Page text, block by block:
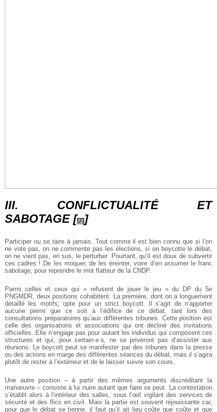
III. CONFLICTUALITÉ ET
SABOTAGE[72 ]
Participer ou se taire à jamais. Tout comme il est bien connu que si l’on
ne vote pas, on ne commente pas les élections, si on boycotte le débat,
on ne vient pas, en sus, le perturber. Pourtant, qu’il est doux de subvertir
ces cadres ! De les moquer, de les éreinter, voire d’en assumer le franc
sabotage, pour reprendre le mot flatteur de la CNDP.
Parmi celles et ceux qui « refusent de jouer le jeu » du DP du 5e
PNGMDR, deux positions cohabitent. La première, dont on a longuement
détaillé les motifs, opte pour un strict boycott. Il s’agit de n’apporter
aucune pierre que ce soit à l’édifice de ce débat, tant lors des
consultations préparatoires qu’aux différentes tribunes. Cette position est
celle des organisations et associations qui ont décliné des invitations
officielles. Elle n’engage pas pour autant les individus qui composent ces
structures et qui, pour certain·e·s, ne se priveront pas d’assister aux
réunions. Le boycott peut se manifester par des tribunes dans la presse
ou des actions en marge des différentes séances du débat, mais il s’agira
plutôt de rester à l’extérieur et de le laisser suivre son cours.
Une autre position – à partir des mêmes arguments discréditant la
manœuvre – consiste à lui nuire autant que faire se peut. La contestation
s’établit alors à l’intérieur des salles, sous l’œil vigilant des services de
sécurité et des flics en civil. Mais la partie est souvent réjouissante car,
pour que le débat se tienne, il faut qu’il ait lieu coûte que coûte et que